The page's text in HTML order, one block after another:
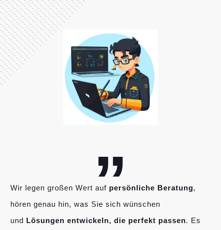
„
Wir legen großen Wert auf persönliche Beratung,
hören genau hin, was Sie sich wünschen
und Lösungen entwickeln, die perfekt passen. Es